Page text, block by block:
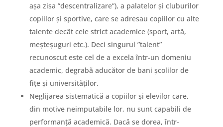
așa zisa ”descentralizare”), a palatelor și cluburilor
copiilor și sportive, care se adresau copiilor cu alte
talente decât cele strict academice (sport, artă,
meșteșuguri etc.). Deci singurul ”talent”
recunoscut este cel de a excela într-un domeniu
academic, degrabă aducător de bani școlilor de
fițe și universităților.
Neglijarea sistematică a copiilor și elevilor care,
din motive neimputabile lor, nu sunt capabili de
performanță academică. Dacă se dorea, într-